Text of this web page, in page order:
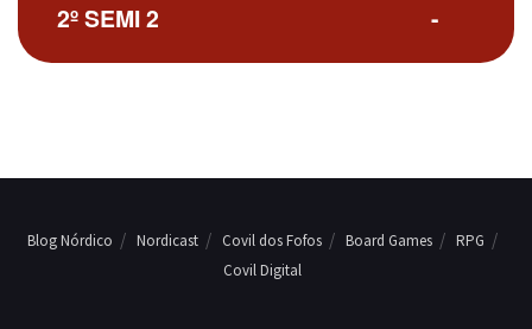
-
2º SEMI 2
Blog Nórdico Nordicast Covil dos Fofos Board Games
RPG
Covil Digital